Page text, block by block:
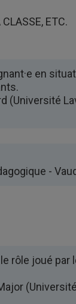
ETC.
en
(Université
-
rôle joué par